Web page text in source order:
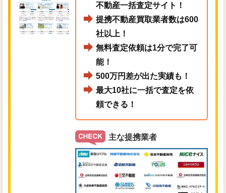
不動産一括査定サイト！
提携不動産買取業者数は600
社以上！
無料査定依頼は1分で完了可
能！
500万円差が出た実績も！
最大10社に一括で査定を依
頼できる！
主な提携業者